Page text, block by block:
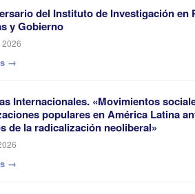
del Instituto de Investigación en
y Gobierno
2026
→
Internacionales. «Movimientos
populares en América Latina
de la radicalización neoliberal»
→